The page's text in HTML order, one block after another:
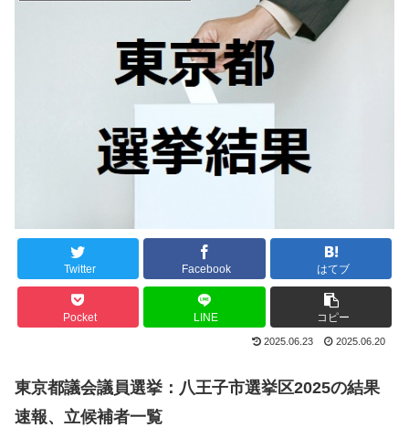
Twitter Facebook はてブ
Pocket LINE コピー
2025.06.23 2025.06.20
東京都議会議員選挙：八王子市選挙区2025の結果
速報、立候補者一覧